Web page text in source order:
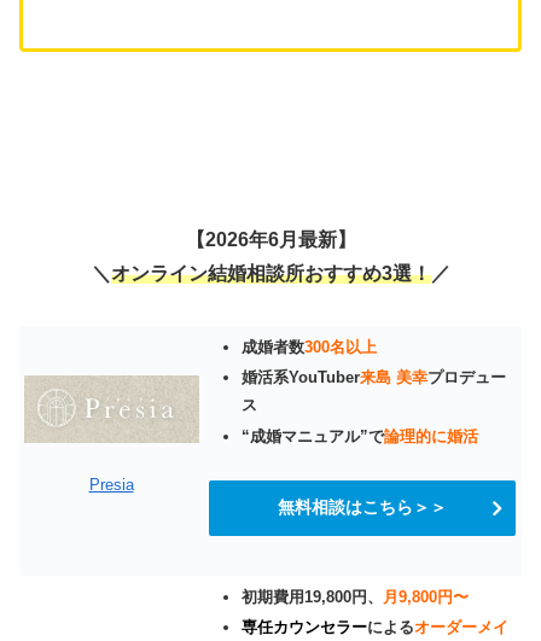
【2026年6月最新】
＼ オンライン結婚相談所おすすめ3選！／
Presia
成婚者数300名以上
婚活系YouTuber来島 美幸プロデュー
ス
“成婚マニュアル”で論理的に婚活
無料相談はこちら＞＞
初期費用19,800円、
月9,800円〜
専任カウンセラーによるオーダーメイ